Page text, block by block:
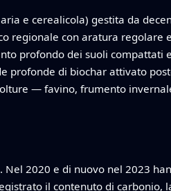
e cerealicola) gestita da
regionale con aratura regolare e
profondo dei suoli compattati e
profonde di biochar attivato
— favino, frumento
2020 e di nuovo nel 2023
il contenuto di carbonio,